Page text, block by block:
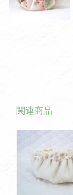
関連商品